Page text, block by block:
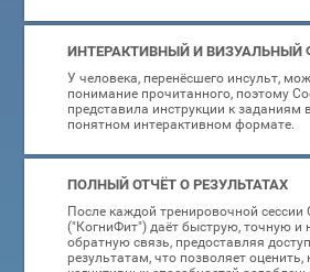
ИНТЕРАКТИВНЫЙ И ВИЗУАЛЬНЫЙ
У человека, перенёсшего инсульт,
понимание прочитанного, поэтому
представила инструкции к заданиям
понятном интерактивном формате.
ПОЛНЫЙ ОТЧЁТ О РЕЗУЛЬТАТАХ
После каждой тренировочной сессии
("КогниФит") даёт быструю, точную и
обратную связь, предоставляя
результатам, что позволяет оценить,